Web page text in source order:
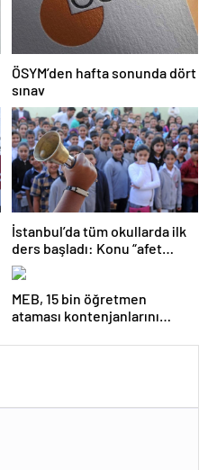
ÖSYM’den hafta sonunda dört
sınav
İstanbul’da tüm okullarda ilk
ders başladı: Konu “afet
farkındalığı”
MEB, 15 bin öğretmen
ataması kontenjanlarını